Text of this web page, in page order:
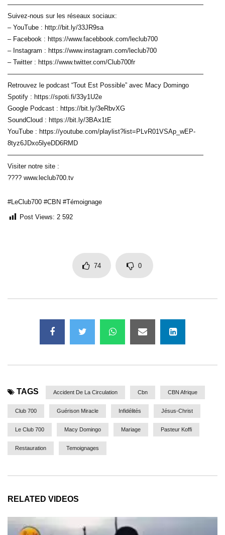
——————————————————————————————
Suivez-nous sur les réseaux sociaux:
– YouTube : http://bit.ly/33JR9sa
– Facebook : https://www.facebbook.com/leclub700
– Instagram : https://www.instagram.com/leclub700
– Twitter : https://www.twitter.com/Club700fr
——————————————————————————————
Retrouvez le podcast “Tout Est Possible” avec Macy Domingo
Spotify : https://spoti.fi/33y1U2e
Google Podcast : https://bit.ly/3eRbvXG
SoundCloud : https://bit.ly/3BAx1tE
YouTube : https://youtube.com/playlist?list=PLvR01VSAp_wEP-
8tyz6JDxo5lyeDD6RMD
——————————————————————————————
Visiter notre site :
???? www.leclub700.tv
#LeClub700 #CBN #Témoignage
Post Views: 2 592
74 0
TAGS Accident De La Circulation Cbn CBN Afrique
Club 700 Guérison Miracle Infidélités Jésus-Christ
Le Club 700 Macy Domingo Mariage Pasteur Koffi
Restauration Temoignages
RELATED VIDEOS